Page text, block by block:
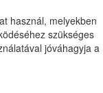
használ, melyekben
szükséges
jóváhagyja a